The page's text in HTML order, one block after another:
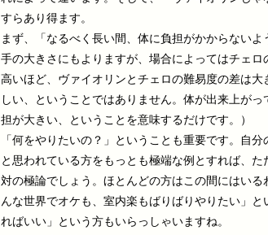
すらあり得ます。
まず、「なるべく長い間、体に負担がかからない
手の大きさにもよりますが、場合によってはチェ
高いほど、ヴァイオリンとチェロの難易度の差は
しい、ということではありません。体が出来上が
担が大きい、ということを意味するだけです。）
「何をやりたいの？」ということも重要です。自
と思われている方をもっとも極端な例とすれば、
対の極論でしょう。ほとんどの方はこの間にはい
んな世界でオケも、室内楽もばりばりやりたい」
ればいい」という方もいらっしゃいますね。